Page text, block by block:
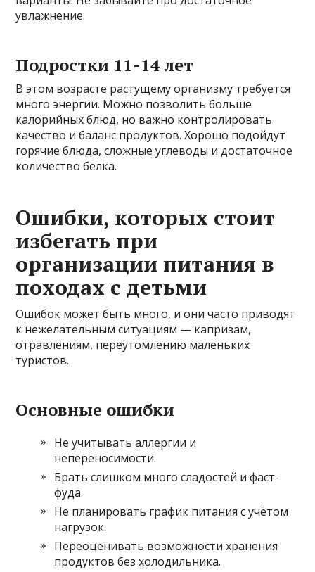
увлажнение.
Подростки 11-14 лет
В этом возрасте растущему организму требуется
много энергии. Можно позволить больше
калорийных блюд, но важно контролировать
качество и баланс продуктов. Хорошо подойдут
горячие блюда, сложные углеводы и достаточное
количество белка.
Ошибки, которых стоит
избегать при
организации питания в
походах с детьми
Ошибок может быть много, и они часто приводят
к нежелательным ситуациям — капризам,
отравлениям, переутомлению маленьких
туристов.
Основные ошибки
Не учитывать аллергии и
непереносимости.
Брать слишком много сладостей и фаст-
фуда.
Не планировать график питания с учётом
нагрузок.
Переоценивать возможности хранения
продуктов без холодильника.